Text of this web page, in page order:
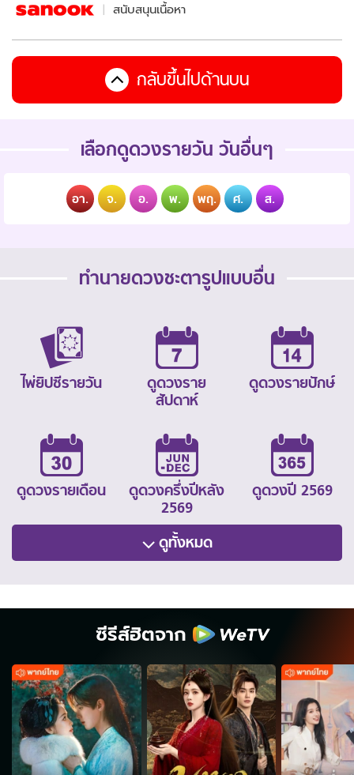
สนับสนุนเนื้อหา
กลับขึ้นไปด้านบน
เลือกดูดวงรายวัน วันอื่นๆ
อา. จ. อ. พ. พฤ. ศ. ส.
ทำนายดวงชะตารูปแบบอื่น
ไพ่ยิปซีรายวัน
ดูดวงราย
สัปดาห์
ดูดวงรายปักษ์
ดูดวงรายเดือน
ดูดวงครึ่งปีหลัง
2569
ดูดวงปี 2569
ดูทั้งหมด
ซีรีส์ฮิตจาก